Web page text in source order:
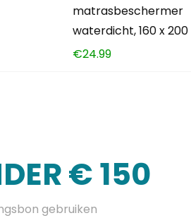
matrasbeschermer
waterdicht, 160 x
€24.99
€ 150
gebruiken